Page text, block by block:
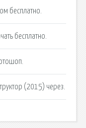
бесплатно.
бесплатно.
(2015) через.